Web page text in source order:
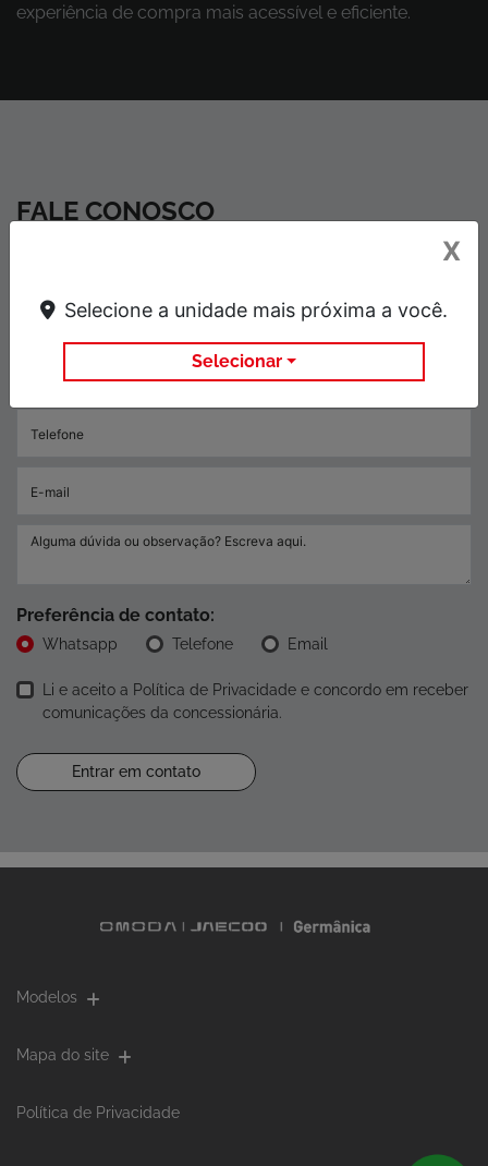
experiência de compra mais acessível e eficiente.
FALE CONOSCO
Preferência de contato:
Whatsapp Telefone Email
Li e aceito a Política de Privacidade e concordo em receber
comunicações da concessionária.
Entrar em contato
Modelos
Mapa do site
Política de Privacidade
X
Selecione a unidade mais próxima a você.
Selecionar